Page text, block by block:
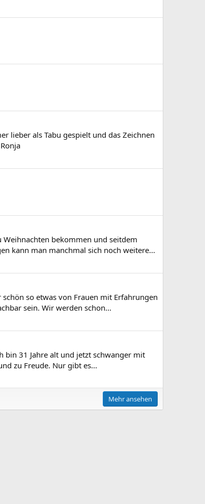
lieber als Tabu gespielt und das Zeichnen
bekommen und seitdem
kann man manchmal sich noch weitere...
so etwas von Frauen mit Erfahrungen
sein. Wir werden schon...
bin 31 Jahre alt und jetzt schwanger mit
zu Freude. Nur gibt es...
Mehr ansehen